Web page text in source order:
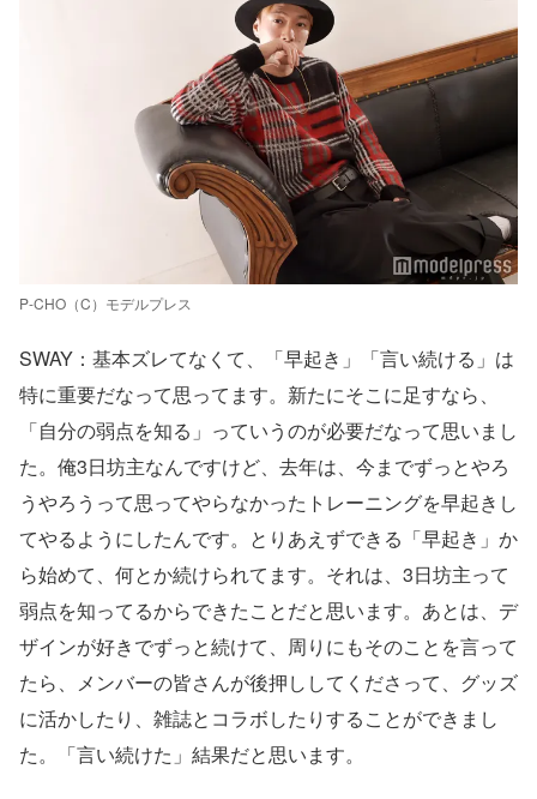
P-CHO（C）モデルプレス
SWAY：基本ズレてなくて、「早起き」「言い続ける」は
特に重要だなって思ってます。新たにそこに足すなら、
「自分の弱点を知る」っていうのが必要だなって思いまし
た。俺3日坊主なんですけど、去年は、今までずっとやろ
うやろうって思ってやらなかったトレーニングを早起きし
てやるようにしたんです。とりあえずできる「早起き」か
ら始めて、何とか続けられてます。それは、3日坊主って
弱点を知ってるからできたことだと思います。あとは、デ
ザインが好きでずっと続けて、周りにもそのことを言って
たら、メンバーの皆さんが後押ししてくださって、グッズ
に活かしたり、雑誌とコラボしたりすることができまし
た。「言い続けた」結果だと思います。